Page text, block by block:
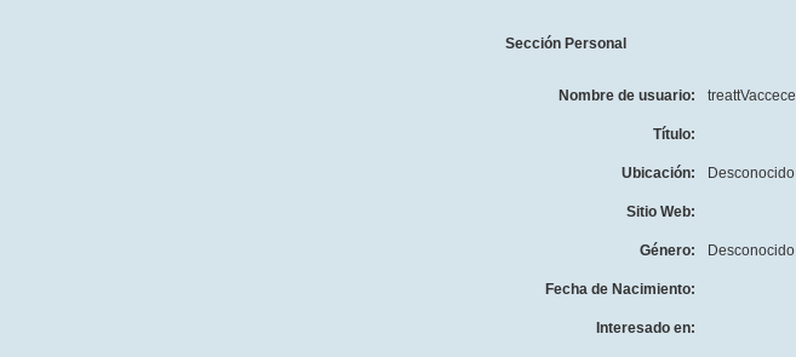
Sección Personal
Nombre de usuario: treattVaccece
Título:
Ubicación: Desconocido
Sitio Web:
Género: Desconocido
Fecha de Nacimiento:
Interesado en: